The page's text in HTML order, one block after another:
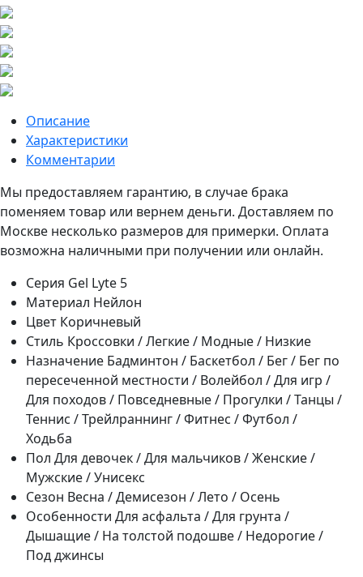
Описание
Характеристики
Комментарии
Мы предоставляем гарантию, в случае брака
поменяем товар или вернем деньги. Доставляем по
Москве несколько размеров для примерки. Оплата
возможна наличными при получении или онлайн.
Серия Gel Lyte 5
Материал Нейлон
Цвет Коричневый
Стиль Кроссовки / Легкие / Модные / Низкие
Назначение Бадминтон / Баскетбол / Бег / Бег по
пересеченной местности / Волейбол / Для игр /
Для походов / Повседневные / Прогулки / Танцы /
Теннис / Трейлраннинг / Фитнес / Футбол /
Ходьба
Пол Для девочек / Для мальчиков / Женские /
Мужские / Унисекс
Сезон Весна / Демисезон / Лето / Осень
Особенности Для асфальта / Для грунта /
Дышащие / На толстой подошве / Недорогие /
Под джинсы